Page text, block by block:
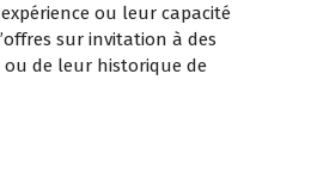
ou leur capacité
sur invitation à des
ou de leur historique de